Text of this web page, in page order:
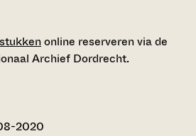
online reserveren via de
Archief Dordrecht.
2020